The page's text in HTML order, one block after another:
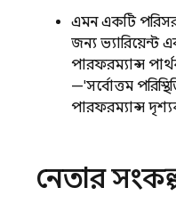
এমন একটি পরিসর
জন্য ভ্যারিয়েন্ট
পারফরম্যান্স
—'সর্বোত্তম
পারফরম্যান্স
নেতার